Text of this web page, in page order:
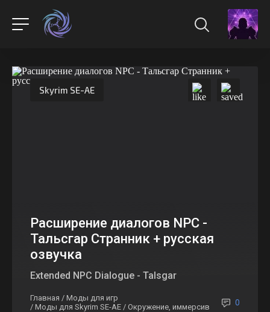
Skyrim SE-AE
Расширение диалогов NPC -
Тальсгар Странник + русская
озвучка
Extended NPC Dialogue - Talsgar
Главная / Моды для игр
/ Моды для Skyrim SE-AE / Окружение, иммерсив 0